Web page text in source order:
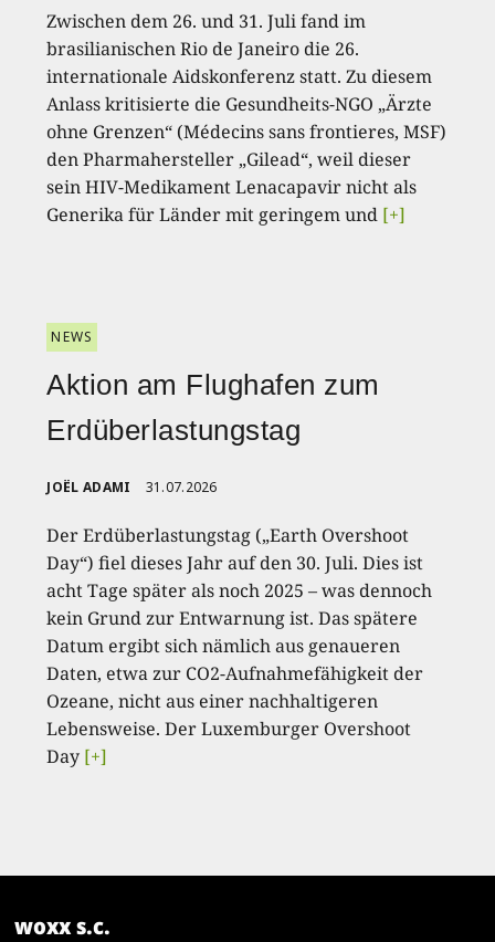
Zwischen dem 26. und 31. Juli fand im
brasilianischen Rio de Janeiro die 26.
internationale Aidskonferenz statt. Zu diesem
Anlass kritisierte die Gesundheits-NGO „Ärzte
ohne Grenzen“ (Médecins sans frontieres, MSF)
den Pharmahersteller „Gilead“, weil dieser
sein HIV-Medikament Lenacapavir nicht als
Generika für Länder mit geringem und [+]
NEWS
Aktion am Flughafen zum
Erdüberlastungstag
JOËL ADAMI 31.07.2026
Der Erdüberlastungstag („Earth Overshoot
Day“) fiel dieses Jahr auf den 30. Juli. Dies ist
acht Tage später als noch 2025 – was dennoch
kein Grund zur Entwarnung ist. Das spätere
Datum ergibt sich nämlich aus genaueren
Daten, etwa zur CO2-Aufnahmefähigkeit der
Ozeane, nicht aus einer nachhaltigeren
Lebensweise. Der Luxemburger Overshoot
Day [+]
woxx s.c.